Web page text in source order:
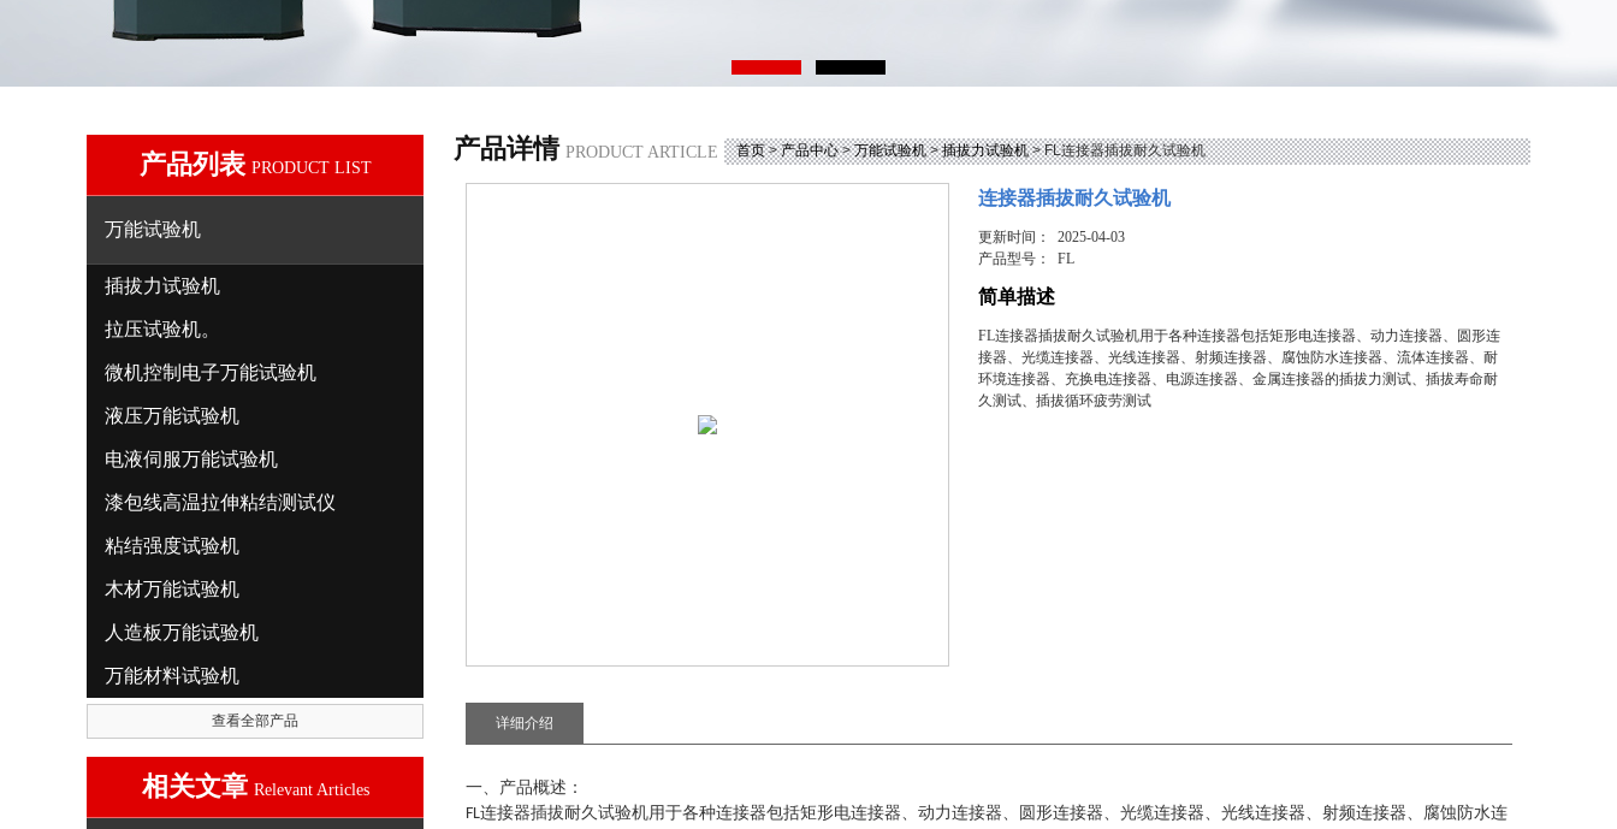
产品列表 PRODUCT LIST
万能试验机
插拔力试验机
拉压试验机。
微机控制电子万能试验机
液压万能试验机
电液伺服万能试验机
漆包线高温拉伸粘结测试仪
粘结强度试验机
木材万能试验机
人造板万能试验机
万能材料试验机
查看全部产品
相关文章 Relevant Articles
产品详情 PRODUCT ARTICLE 首页>产品中心>万能试验机>插拔力试验机> FL连接器插拔耐久试验机
连接器插拔耐久试验机
更新时间： 2025-04-03
产品型号：FL
简单描述
FL连接器插拔耐久试验机用于各种连接器包括矩形电连接器、动力连接器、圆形连
接器、光缆连接器、光线连接器、射频连接器、腐蚀防水连接器、流体连接器、耐
环境连接器、充换电连接器、电源连接器、金属连接器的插拔力测试、插拔寿命耐
久测试、插拔循环疲劳测试
详细介绍
一、产品概述：
FL连接器插拔耐久试验机用于各种连接器包括矩形电连接器、动力连接器、圆形连接器、光缆连接器、光线连接器、射频连接器、腐蚀防水连